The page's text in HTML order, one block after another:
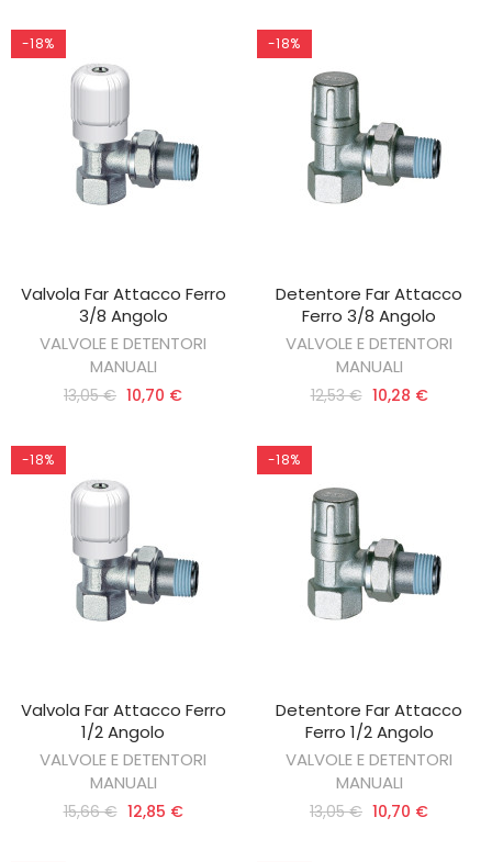
-18%
AGGIUNGI AL CARRELLO
Valvola Far Attacco Ferro
3/8 Angolo
VALVOLE E DETENTORI
MANUALI
13,05 € 10,70 €
-18%
AGGIUNGI AL CARRELLO
Detentore Far Attacco
Ferro 3/8 Angolo
VALVOLE E DETENTORI
MANUALI
12,53 € 10,28 €
-18%
AGGIUNGI AL CARRELLO
Valvola Far Attacco Ferro
1/2 Angolo
VALVOLE E DETENTORI
MANUALI
15,66 € 12,85 €
-18%
AGGIUNGI AL CARRELLO
Detentore Far Attacco
Ferro 1/2 Angolo
VALVOLE E DETENTORI
MANUALI
13,05 € 10,70 €